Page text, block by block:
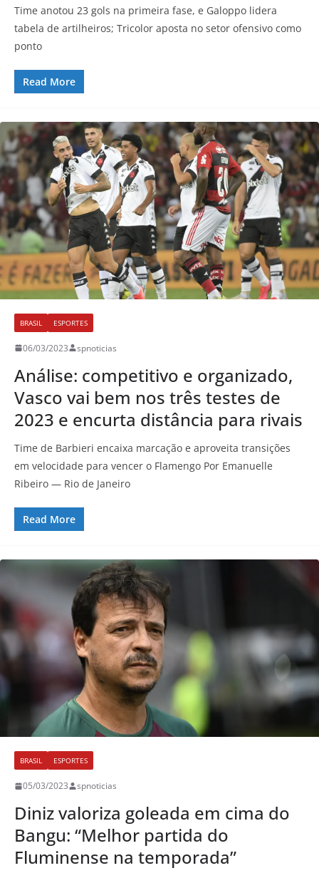
Time anotou 23 gols na primeira fase, e Galoppo lidera
tabela de artilheiros; Tricolor aposta no setor ofensivo como
ponto
Read More
BRASIL ESPORTES
06/03/2023 spnoticias
Análise: competitivo e organizado,
Vasco vai bem nos três testes de
2023 e encurta distância para rivais
Time de Barbieri encaixa marcação e aproveita transições
em velocidade para vencer o Flamengo Por Emanuelle
Ribeiro — Rio de Janeiro
Read More
BRASIL ESPORTES
05/03/2023 spnoticias
Diniz valoriza goleada em cima do
Bangu: “Melhor partida do
Fluminense na temporada”